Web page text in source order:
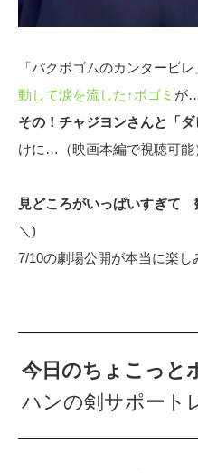
「パクボゴムのカンタービレ
動して涙を流した↑ボゴミ が
その！チャジヨンさんと「
けに…（映画本編で視聴可能
見どころがいっぱいすぎて
＼)
7/10の劇場公開が本当に楽
今日のちょこっと
ハンの剣サポート